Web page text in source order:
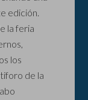
edición.
la feria
los
de la